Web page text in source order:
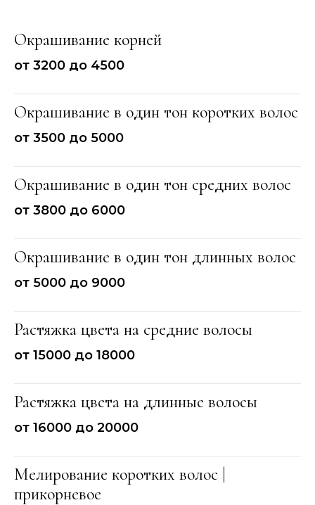
Окрашивание корней
от 3200 до 4500
Окрашивание в один тон коротких волос
от 3500 до 5000
Окрашивание в один тон средних волос
от 3800 до 6000
Окрашивание в один тон длинных волос
от 5000 до 9000
Растяжка цвета на средние волосы
от 15000 до 18000
Растяжка цвета на длинные волосы
от 16000 до 20000
Мелирование коротких волос |
прикорневое